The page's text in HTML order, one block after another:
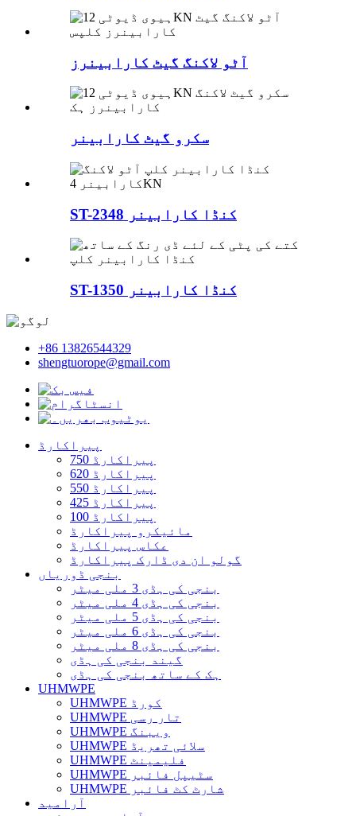
آٹو لاکنگ گیٹ کارابینرز
سکرو گیٹ کارابینر
ST-2348 کنڈا کارابینر
ST-1350 کنڈا کارابینر
+86 13826544329
shengtuorope@gmail.com
پیراکارڈ
پیراکارڈ 750
پیراکارڈ 620
پیراکارڈ 550
پیراکارڈ 425
پیراکارڈ 100
مائیکرو پیراکارڈ
عکاس پیراکارڈ
گولو ان دی ڈارک پیراکارڈ
بنجی ڈوریاں
بنجی کی ہڈی 3 ملی میٹر
بنجی کی ہڈی 4 ملی میٹر
بنجی کی ہڈی 5 ملی میٹر
بنجی کی ہڈی 6 ملی میٹر
بنجی کی ہڈی 8 ملی میٹر
گیند بنجی کی ہڈی
ہک کے ساتھ بنجی کی ہڈی
UHMWPE
UHMWPE کورڈ
UHMWPE تار رسی
UHMWPE ویبنگ
UHMWPE سلائی تھریڈ
UHMWPE فلیمینٹ
UHMWPE سٹیپل فائبر
UHMWPE شارٹ کٹ فائبر
آرامید